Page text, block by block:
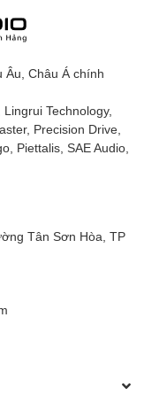
Âu, Châu Á chính
Technology,
Precision Drive,
Piettalis, SAE Audio,
Tân Sơn Hòa, TP